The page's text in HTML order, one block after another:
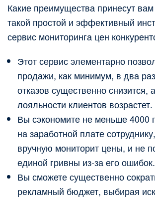
Какие преимущества принесут
такой простой и эффективный
сервис мониторинга цен
Этот сервис элементарно
продажи, как минимум, в два
отказов существенно снизится,
лояльности клиентов возрастет.
Вы сэкономите не меньше 4000
на заработной плате
вручную мониторит цены, и не
единой гривны из-за его ошибок.
Вы сможете существенно
рекламный бюджет, выбирая